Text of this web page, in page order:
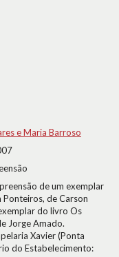
e Maria Barroso
de um exemplar
de Carson
do livro Os
Jorge Amado.
Xavier (Ponta
do Estabelecimento: